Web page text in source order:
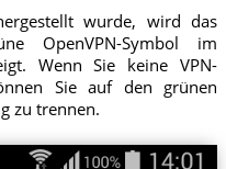
wurde, wird das
OpenVPN-Symbol im
Wenn Sie keine VPN-
Sie auf den grünen
zu trennen.